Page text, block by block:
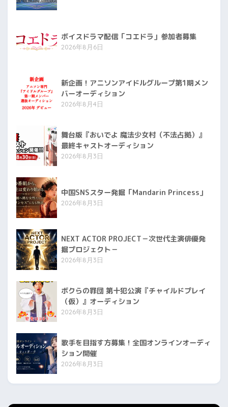
ボイスドラマ配信「コエドラ」参加者募集
2026年8月6日
新企画！アニソンアイドルグループ第1期メン
バーオーディション
2026年8月4日
舞台版『おいでよ 魔法少女村（不法占拠）』
最終キャストオーディション
2026年8月3日
中国SNSスター発掘「Mandarin Princess」
2026年8月3日
NEXT ACTOR PROJECT－次世代主演俳優発
掘プロジェクト－
2026年8月3日
ボクらの罪団 第十犯公演『チャイルドプレイ
（仮）』オーディション
2026年8月3日
歌手を目指す方募集！全国オンラインオーディ
ション開催
2026年8月3日